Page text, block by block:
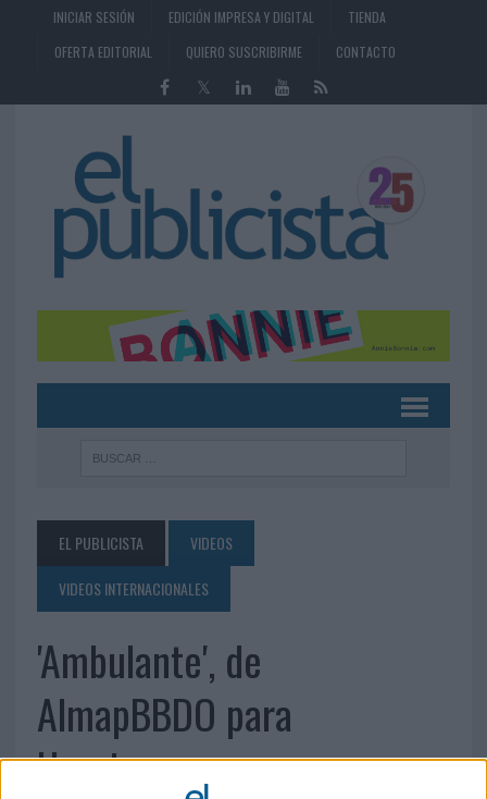
INICIAR SESIÓN EDICIÓN IMPRESA Y DIGITAL
TIENDA
OFERTA EDITORIAL
QUIERO SUSCRIBIRME CONTACTO
EL PUBLICISTA
VIDEOS
VIDEOS INTERNACIONALES
'Ambulante', de
AlmapBBDO para
Havaianas